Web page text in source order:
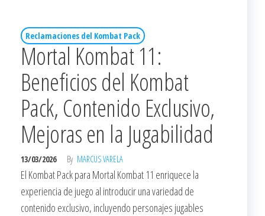
Reclamaciones del Kombat Pack
Mortal Kombat 11:
Beneficios del Kombat
Pack, Contenido Exclusivo,
Mejoras en la Jugabilidad
13/03/2026 By MARCUS VARELA
El Kombat Pack para Mortal Kombat 11 enriquece la
experiencia de juego al introducir una variedad de
contenido exclusivo, incluyendo personajes jugables